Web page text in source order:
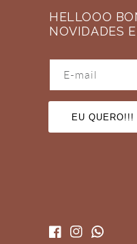
HELLOOO
NOVIDADES
E-mail
EU QUERO!!!
Facebook
Instagram